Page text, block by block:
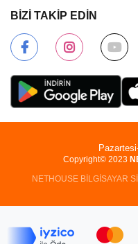
BİZİ TAKİP EDİN
Copyright© 2023
NETHOUSE BİLGİSAYAR